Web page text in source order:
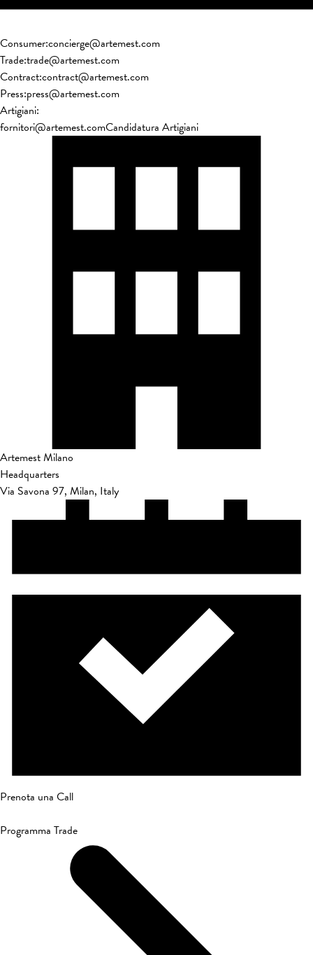
Consumer:concierge@artemest.com
Trade:trade@artemest.com
Contract:contract@artemest.com
Press:press@artemest.com
Artigiani:
fornitori@artemest.comCandidatura Artigiani
Artemest Milano
Headquarters
Via Savona 97, Milan, Italy
Prenota una Call
Programma Trade